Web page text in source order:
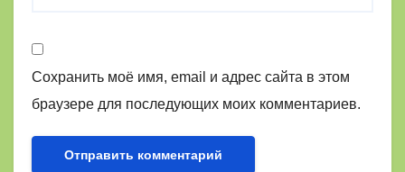
Сохранить моё имя, email и адрес сайта в этом
браузере для последующих моих комментариев.